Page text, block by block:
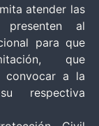
atender las
al
para que
que
convocar a la
respectiva